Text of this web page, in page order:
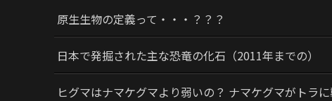
原生生物の定義って・・・？？？
日本で発掘された主な恐竜の化石（2011年までの）
ヒグマはナマケグマより弱いの？ ナマケグマがトラ